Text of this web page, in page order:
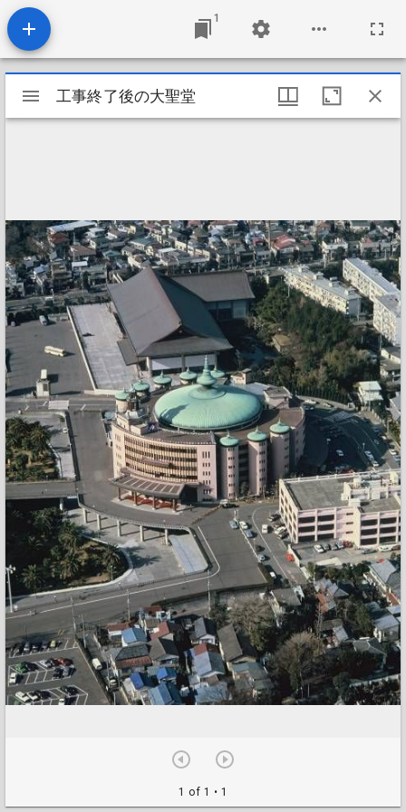
1
Mirador
ビ
ワ
工事終了後の大聖堂
1 of 1 • 1
工事終了後の大聖堂